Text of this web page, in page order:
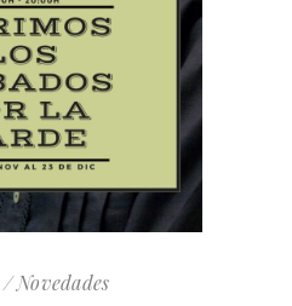
Novedades